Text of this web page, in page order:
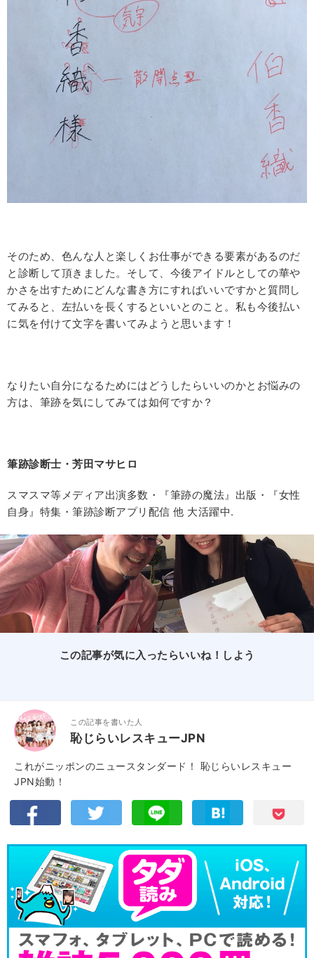
そのため、色んな人と楽しくお仕事ができる要素があるのだ
と診断して頂きました。そして、今後アイドルとしての華や
かさを出すためにどんな書き方にすればいいですかと質問し
てみると、左払いを長くするといいとのこと。私も今後払い
に気を付けて文字を書いてみようと思います！
なりたい自分になるためにはどうしたらいいのかとお悩みの
方は、筆跡を気にしてみては如何ですか？
筆跡診断士・芳田マサヒロ
スマスマ等メディア出演多数・『筆跡の魔法』出版・『女性
自身』特集・筆跡診断アプリ配信 他 大活躍中.
この記事が気に入ったらいいね！しよう
この記事を書いた人
恥じらいレスキューJPN
これがニッポンのニュースタンダード！ 恥じらいレスキュー
JPN始動！